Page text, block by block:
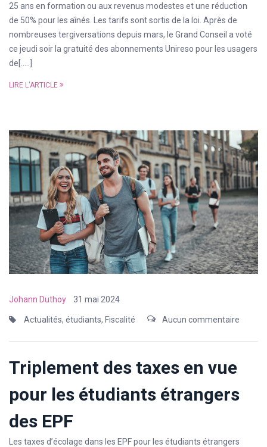
25 ans en formation ou aux revenus modestes et une réduction
de 50% pour les aînés. Les tarifs sont sortis de la loi. Après de
nombreuses tergiversations depuis mars, le Grand Conseil a voté
ce jeudi soir la gratuité des abonnements Unireso pour les usagers
de[…..]
LIRE L'ARTICLE
Johann Duthoy 31 mai 2024
Actualités, étudiants, Fiscalité Aucun commentaire
Triplement des taxes en vue
pour les étudiants étrangers
des EPF
Les taxes d’écolage dans les EPF pour les étudiants étrangers